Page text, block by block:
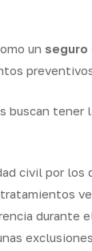
un seguro
buscan tener l
civil por los
durante